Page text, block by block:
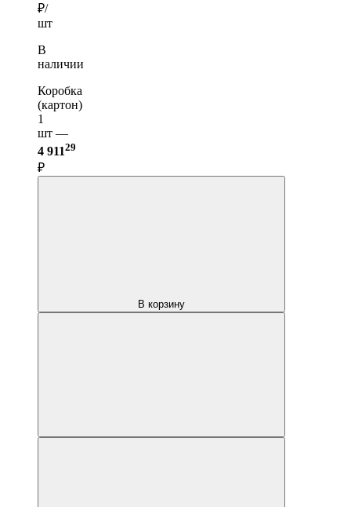
₽/
шт
В
наличии
Коробка
(картон)
1
шт —
4 91129
₽
В корзину